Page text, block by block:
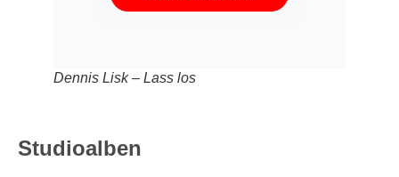
Dennis Lisk – Lass los
Studioalben